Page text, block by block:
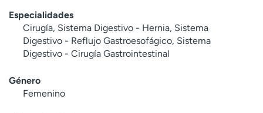
Especialidades
Cirugía, Sistema Digestivo - Hernia, Sistema
Digestivo - Reflujo Gastroesofágico, Sistema
Digestivo - Cirugía Gastrointestinal
Género
Femenino